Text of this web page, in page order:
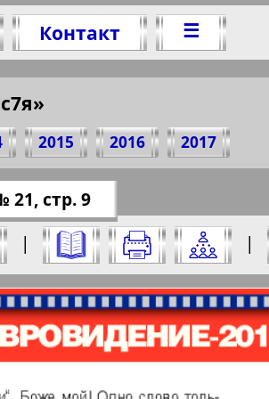
Контакт ☰
2015 2016 2017
на него:
21, стр. 9
| |
страницу и нажмите
№ 21, 2013 г.